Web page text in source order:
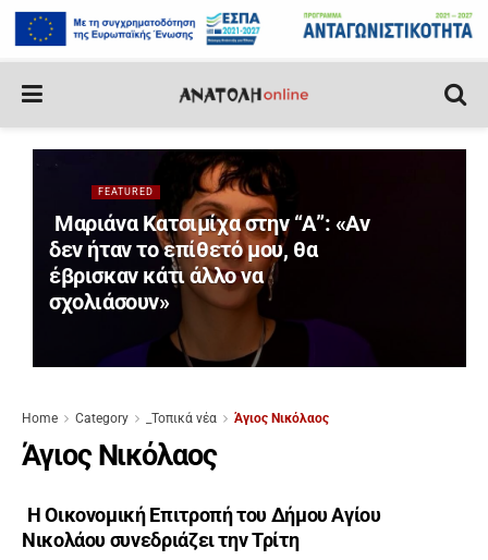
FEATURED
Μαριάνα Κατσιμίχα στην “Α”: «Αν
δεν ήταν το επίθετό μου, θα
έβρισκαν κάτι άλλο να
σχολιάσουν»
Home Category _Τοπικά νέα Άγιος Νικόλαος
Άγιος Νικόλαος
Η Οικονομική Επιτροπή του Δήμου Αγίου
Νικολάου συνεδριάζει την Τρίτη